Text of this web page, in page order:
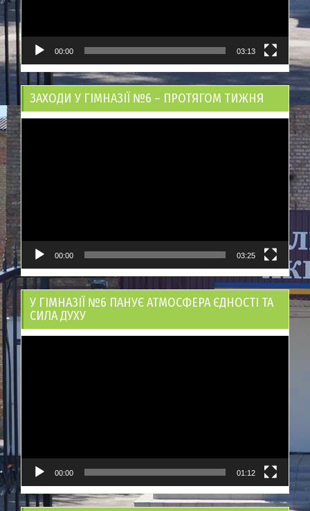
00:00 03:13
ЗАХОДИ У ГІМНАЗІЇ №6 – ПРОТЯГОМ ТИЖНЯ
00:00 03:25
У ГІМНАЗІЇ №6 ПАНУЄ АТМОСФЕРА ЄДНОСТІ ТА
СИЛА ДУХУ
00:00 01:12